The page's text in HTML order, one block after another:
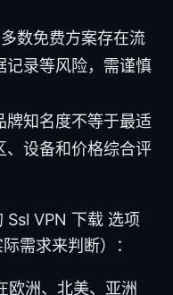
数免费方案存在流
记录等风险，需谨慎
牌知名度不等于最适
、设备和价格综合评
Ssl VPN 下载 选项
需求来判断）：
欧洲、北美、亚洲